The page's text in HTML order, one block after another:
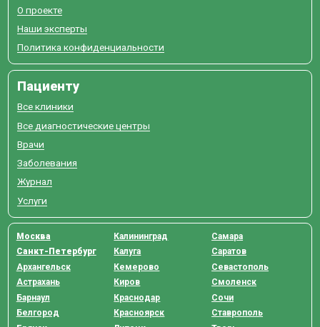
О проекте
Наши эксперты
Политика конфиденциальности
Пациенту
Все клиники
Все диагностические центры
Врачи
Заболевания
Журнал
Услуги
Москва
Санкт-Петербург
Архангельск
Астрахань
Барнаул
Белгород
Калининград
Калуга
Кемерово
Киров
Краснодар
Красноярск
Самара
Саратов
Севастополь
Смоленск
Сочи
Ставрополь